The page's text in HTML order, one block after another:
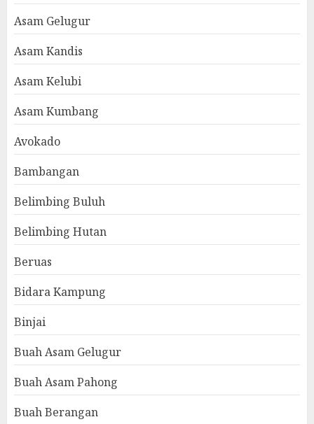
Asam Gelugur
Asam Kandis
Asam Kelubi
Asam Kumbang
Avokado
Bambangan
Belimbing Buluh
Belimbing Hutan
Beruas
Bidara Kampung
Binjai
Buah Asam Gelugur
Buah Asam Pahong
Buah Berangan